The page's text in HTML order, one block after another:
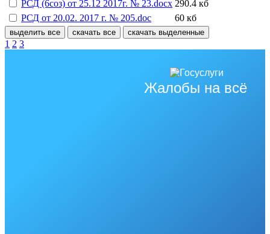
РСД (6соз) от 25.12 2017г. № 23.docx 290.4 кб
РСД от 20.02. 2017 г. № 205.doc
60 кб
выделить все скачать все скачать выделенные
1 2 3
Жалобы на всё